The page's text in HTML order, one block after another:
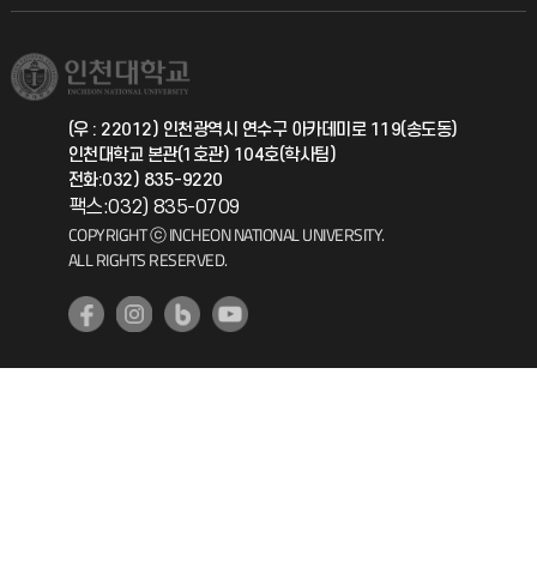
취업정보(학생)
학생서비스 지킴이
총동문회
국제지원과
공자아카데미
(우 : 22012) 인천광역시 연수구 아카데미로 119(송도동)
인천대학교 본관(1호관) 104호(학사팀)
전화:032) 835-9220
팩스:032) 835-0709
COPYRIGHT ⓒ INCHEON NATIONAL UNIVERSITY.
ALL RIGHTS RESERVED.